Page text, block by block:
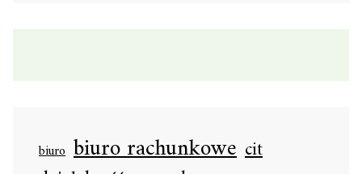
biuro biuro rachunkowe cit